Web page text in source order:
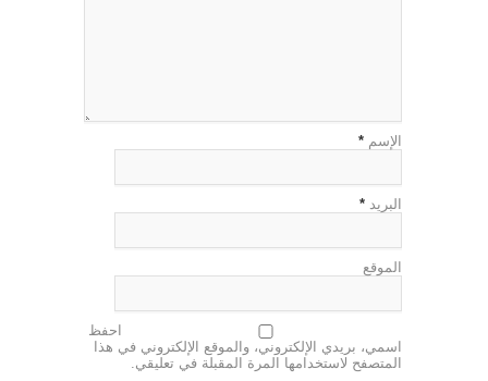
الإسم *
البريد *
الموقع
احفظ
اسمي، بريدي الإلكتروني، والموقع الإلكتروني في هذا
المتصفح لاستخدامها المرة المقبلة في تعليقي.